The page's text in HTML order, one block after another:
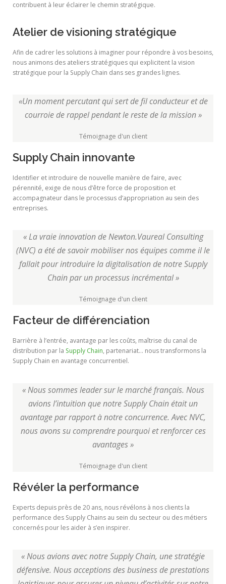
contribuent à leur éclairer le chemin stratégique.
Atelier de visioning stratégique
Afin de cadrer les solutions à imaginer pour répondre à vos besoins,
nous animons des ateliers stratégiques qui explicitent la vision
stratégique pour la Supply Chain dans ses grandes lignes.
«Un moment percutant qui sert de fil conducteur et de
courroie de rappel pendant le reste de la mission »
Témoignage d'un client
Supply Chain innovante
Identifier et introduire de nouvelle manière de faire, avec
pérennité, exige de nous d’être force de proposition et
accompagnateur dans le processus d’appropriation au sein des
entreprises.
« La vraie innovation de Newton.Vaureal Consulting
(NVC) a été de savoir mobiliser nos équipes comme il le
fallait pour introduire la digitalisation de notre Supply
Chain par un processus incrémental »
Témoignage d'un client
Facteur de différenciation
Barrière à l’entrée, avantage par les coûts, maîtrise du canal de
distribution par la Supply Chain, partenariat… nous transformons la
Supply Chain en avantage concurrentiel.
« Nous sommes leader sur le marché français. Nous
avions l’intuition que notre Supply Chain était un
avantage par rapport à notre concurrence. Avec NVC,
nous avons su comprendre pourquoi et renforcer ces
avantages »
Témoignage d'un client
Révéler la performance
Experts depuis près de 20 ans, nous révélons à nos clients la
performance des Supply Chains au sein du secteur ou des métiers
concernés pour les aider à s’en inspirer.
« Nous avions avec notre Supply Chain, une stratégie
défensive. Nous acceptions des business de prestations